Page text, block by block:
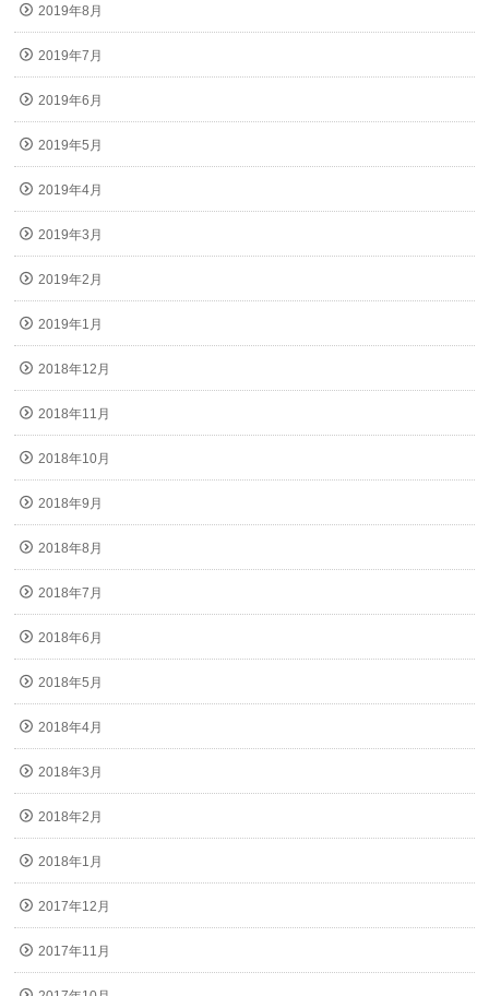
2019年8月
2019年7月
2019年6月
2019年5月
2019年4月
2019年3月
2019年2月
2019年1月
2018年12月
2018年11月
2018年10月
2018年9月
2018年8月
2018年7月
2018年6月
2018年5月
2018年4月
2018年3月
2018年2月
2018年1月
2017年12月
2017年11月